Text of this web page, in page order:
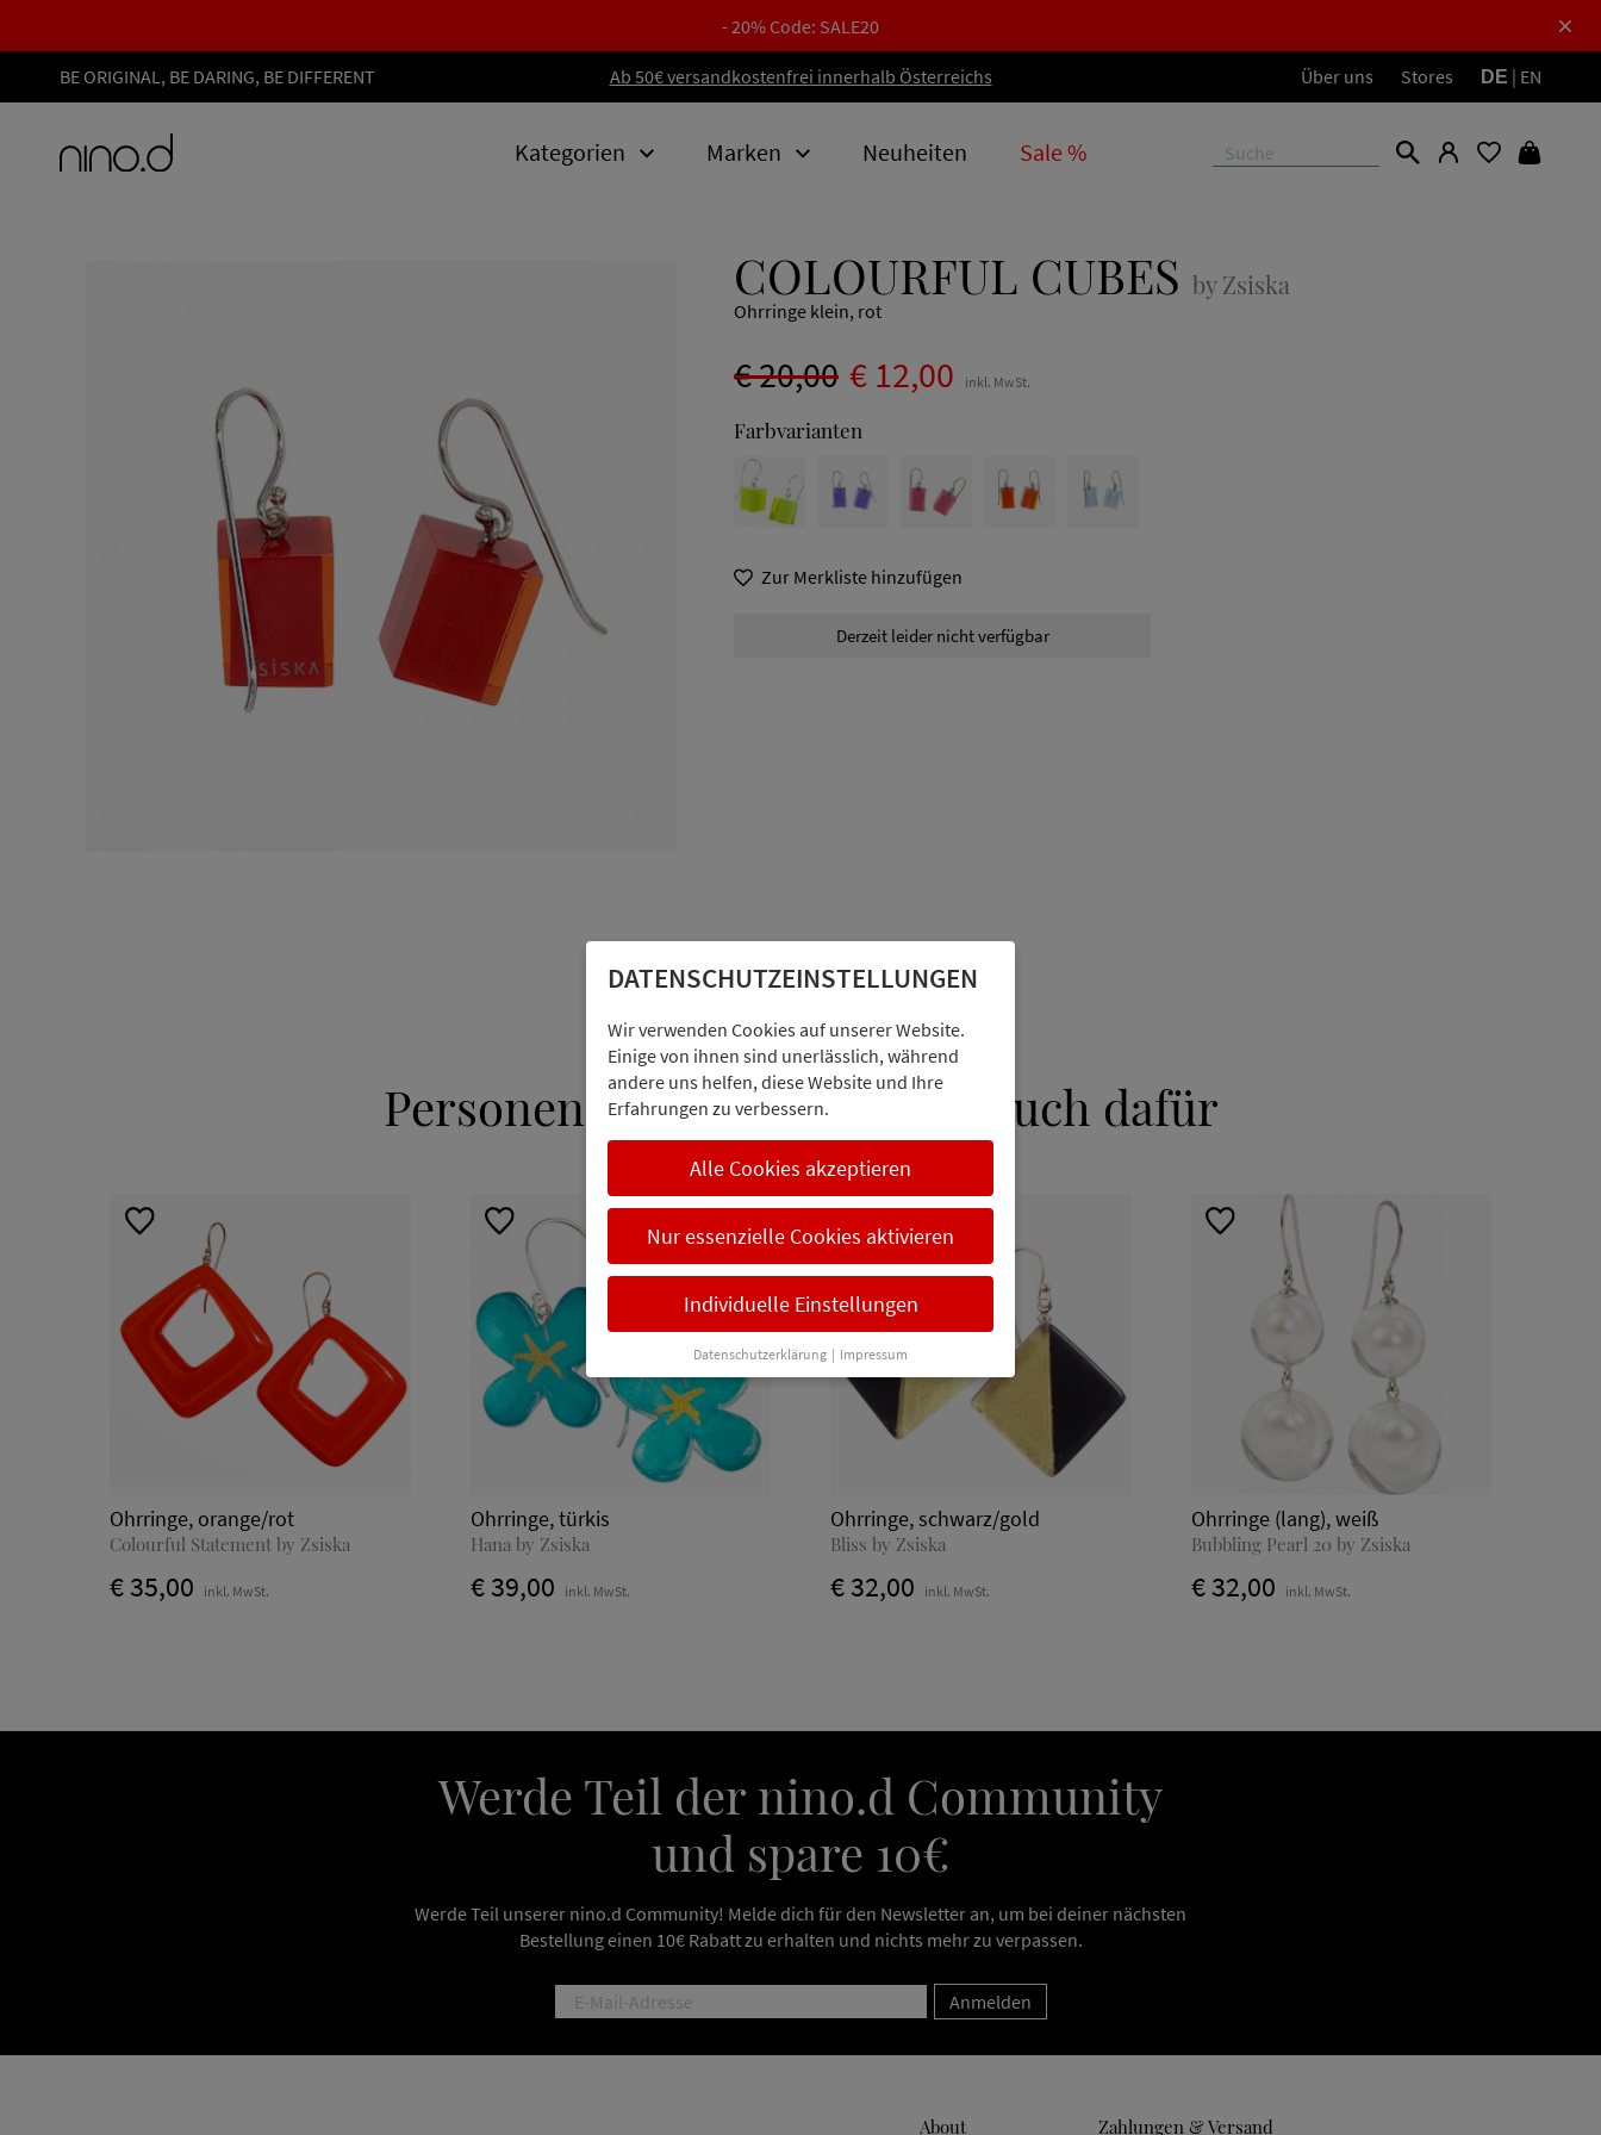
- 20% Code: SALE20
BE ORIGINAL, BE DARING, BE DIFFERENT Ab 50€ versandkostenfrei innerhalb Österreichs Über uns Stores DE | EN
Kategorien Marken Neuheiten Sale %
COLOURFUL CUBES by Zsiska
Ohrringe klein, rot
€ 20,00 € 12,00 inkl. MwSt.
Farbvarianten
Zur Merkliste hinzufügen
Derzeit leider nicht verfügbar
Personen interessieren sich auch dafür
Ohrringe, orange/rot
Colourful Statement by Zsiska
€ 35,00 inkl. MwSt.
Ohrringe, türkis
Hana by Zsiska
€ 39,00 inkl. MwSt.
Ohrringe, schwarz/gold
Bliss by Zsiska
€ 32,00 inkl. MwSt.
Ohrringe (lang), weiß
Bubbling Pearl 20 by Zsiska
€ 32,00 inkl. MwSt.
Werde Teil der nino.d Community
und spare 10€
Werde Teil unserer nino.d Community! Melde dich für den Newsletter an, um bei deiner nächsten
Bestellung einen 10€ Rabatt zu erhalten und nichts mehr zu verpassen.
Anmelden
About Zahlungen & Versand
DATENSCHUTZ­EINSTELLUNGEN
Wir verwenden Cookies auf unserer Website.
Einige von ihnen sind unerlässlich, während
andere uns helfen, diese Website und Ihre
Erfahrungen zu verbessern.
Alle Cookies akzeptieren
Nur essenzielle Cookies aktivieren
Individuelle Einstellungen
Datenschutzerklärung | Impressum